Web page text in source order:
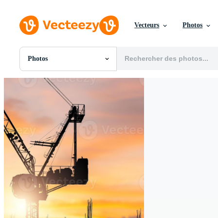
Vecteurs Photos
Photos
Toutes Images
Photos
PNGs
Modèles
Vecteurs
Vidéos
Motion graphics
Images Éditoriales
Événements Éditoriaux